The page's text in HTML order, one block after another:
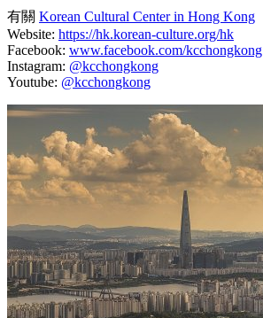
有關 Korean Cultural Center in Hong Kong
Website: https://hk.korean-culture.org/hk
Facebook: www.facebook.com/kcchongkong
Instagram: @kcchongkong
Youtube: @kcchongkong